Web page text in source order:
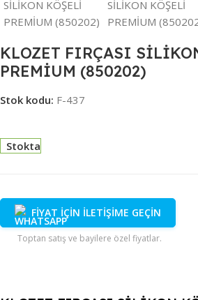
KLOZET FIRÇASI
PREMİUM (850202)
Stok kodu: F-437
Stokta
FİYAT İÇİN İLETİŞİME GEÇİN
Toptan satış ve bayilere özel fiyatlar.